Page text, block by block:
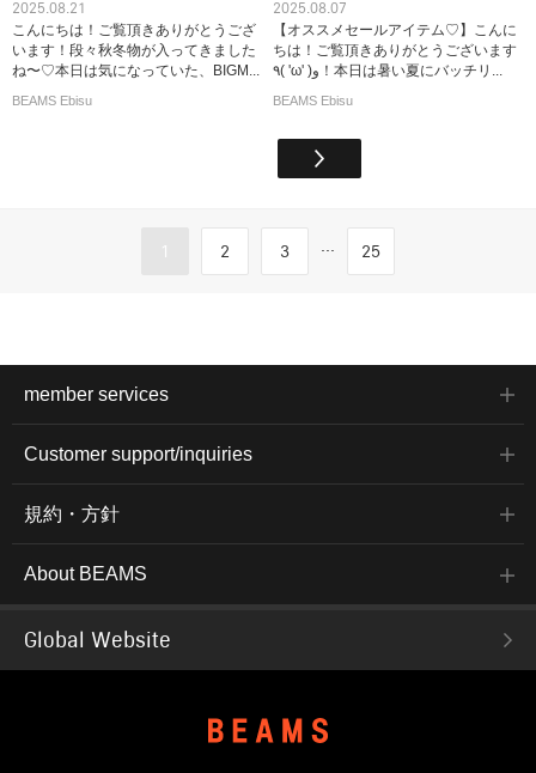
2025.08.21
こんにちは！ご覧頂きありがとうござ
います！段々秋冬物が入ってきました
ね〜♡本日は気になっていた、BIGM...
BEAMS Ebisu
2025.08.07
【オススメセールアイテム♡】こんに
ちは！ご覧頂きありがとうございます
٩( 'ω' )و！本日は暑い夏にバッチリ...
BEAMS Ebisu
1 2 3 ... 25
member services
Customer support/inquiries
規約・方針
About BEAMS
Global Website